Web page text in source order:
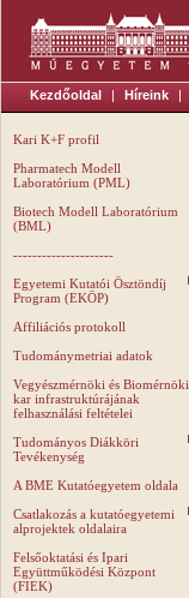
Kezdőoldal | Híreink |
Kari K+F profil
Pharmatech Modell
Laboratórium (PML)
Biotech Modell Laboratórium
(BML)
---------------------
Egyetemi Kutatói Ösztöndíj
Program (EKÖP)
Affiliációs protokoll
Tudománymetriai adatok
Vegyészmérnöki és Biomérnöki
kar infrastruktúrájának
felhasználási feltételei
Tudományos Diákköri
Tevékenység
A BME Kutatóegyetem oldala
Csatlakozás a kutatóegyetemi
alprojektek oldalaira
Felsőoktatási és Ipari
Együttműködési Központ
(FIEK)